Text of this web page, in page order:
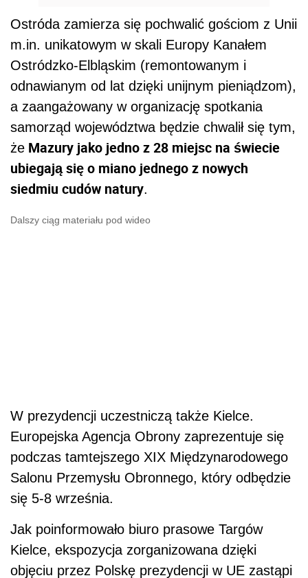
Ostróda zamierza się pochwalić gościom z Unii
m.in. unikatowym w skali Europy Kanałem
Ostródzko-Elbląskim (remontowanym i
odnawianym od lat dzięki unijnym pieniądzom),
a zaangażowany w organizację spotkania
samorząd województwa będzie chwalił się tym,
że Mazury jako jedno z 28 miejsc na świecie
ubiegają się o miano jednego z nowych
siedmiu cudów natury.
Dalszy ciąg materiału pod wideo
W prezydencji uczestniczą także Kielce.
Europejska Agencja Obrony zaprezentuje się
podczas tamtejszego XIX Międzynarodowego
Salonu Przemysłu Obronnego, który odbędzie
się 5-8 września.
Jak poinformowało biuro prasowe Targów
Kielce, ekspozycja zorganizowana dzięki
objęciu przez Polskę prezydencji w UE zastąpi